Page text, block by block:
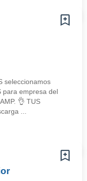
seleccionamos
para empresa del
👌 TUS
...